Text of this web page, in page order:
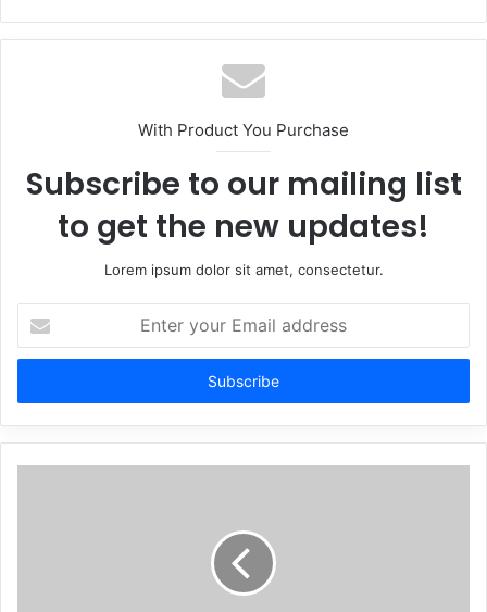
With Product You Purchase
Subscribe to our mailing list
to get the new updates!
Lorem ipsum dolor sit amet, consectetur.
your
Email